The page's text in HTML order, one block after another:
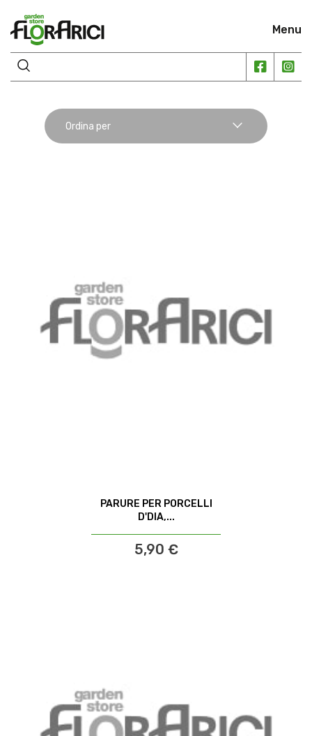
Menu
Ordina per
PARURE PER PORCELLI
D'DIA,...
5,90 €